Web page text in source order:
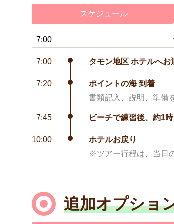
スケジュール
7:00 タモン地区 ホテルへお
7:20
ポイントの海 到着
書類記入、説明、準備
7:45 ビーチで練習後、約1
10:00
ホテルお戻り
※ツアー行程は、当日
追加オプショ